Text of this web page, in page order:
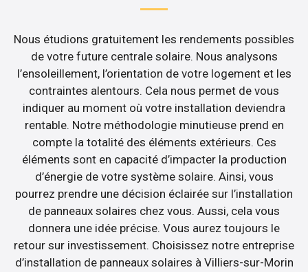
Nous étudions gratuitement les rendements possibles
de votre future centrale solaire. Nous analysons
l’ensoleillement, l’orientation de votre logement et les
contraintes alentours. Cela nous permet de vous
indiquer au moment où votre installation deviendra
rentable. Notre méthodologie minutieuse prend en
compte la totalité des éléments extérieurs. Ces
éléments sont en capacité d’impacter la production
d’énergie de votre système solaire. Ainsi, vous
pourrez prendre une décision éclairée sur l’installation
de panneaux solaires chez vous. Aussi, cela vous
donnera une idée précise. Vous aurez toujours le
retour sur investissement. Choisissez notre entreprise
d’installation de panneaux solaires à Villiers-sur-Morin